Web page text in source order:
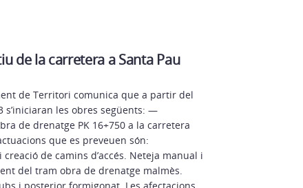
de la carretera a Santa Pau
de Territori comunica que a partir del
s’iniciaran les obres següents: —
de drenatge PK 16+750 a la carretera
que es preveuen són:
creació de camins d’accés. Neteja manual i
del tram obra de drenatge malmès.